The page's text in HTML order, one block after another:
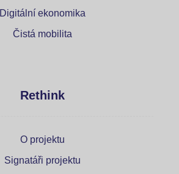
Digitální ekonomika
Čistá mobilita
Rethink
O projektu
Signatáři projektu